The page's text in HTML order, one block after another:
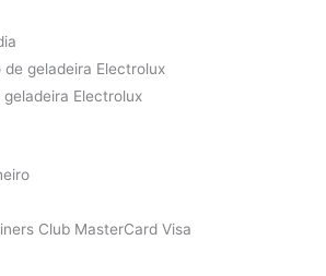
geladeira Electrolux
Electrolux
Club MasterCard Visa